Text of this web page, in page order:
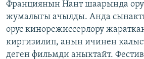
Франциянын Нант шаарында
жумалыгы ачылды. Анда
орус кинорежиссерлору
киргизилип, анын ичинен
деген фильмди аныктайт.